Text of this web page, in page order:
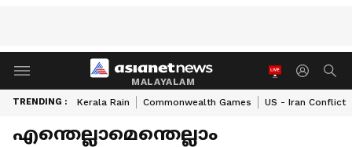
MALAYALAM
TRENDING : Kerala Rain Commonwealth Games US - Iran Conflict
എന്തെല്ലാമെന്തെല്ലാം